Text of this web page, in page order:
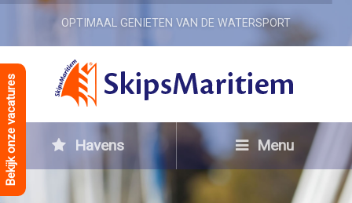
OPTIMAAL GENIETEN VAN DE WATERSPORT
Havens Menu
Bekijk onze vacatures